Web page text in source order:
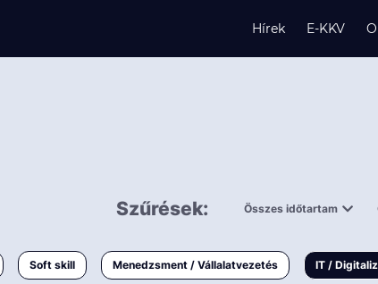
Hírek E-KKV
Szűrések:
Összes időtartam
1-3 napos
Soft skill Menedzsment / Vállalatvezetés IT /